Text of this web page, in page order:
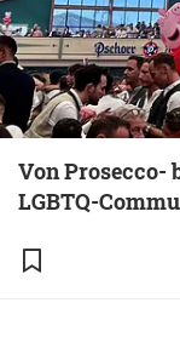
Von Prosecco-
LGBTQ-